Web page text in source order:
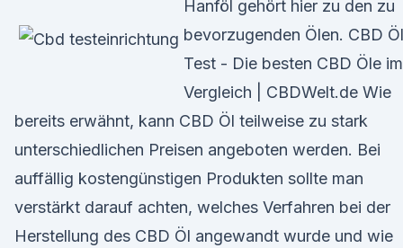
Hanföl gehört hier zu den zu
bevorzugenden Ölen. CBD Öl
Test - Die besten CBD Öle im
Vergleich | CBDWelt.de Wie
bereits erwähnt, kann CBD Öl teilweise zu stark
unterschiedlichen Preisen angeboten werden. Bei
auffällig kostengünstigen Produkten sollte man
verstärkt darauf achten, welches Verfahren bei der
Herstellung des CBD Öl angewandt wurde und wie